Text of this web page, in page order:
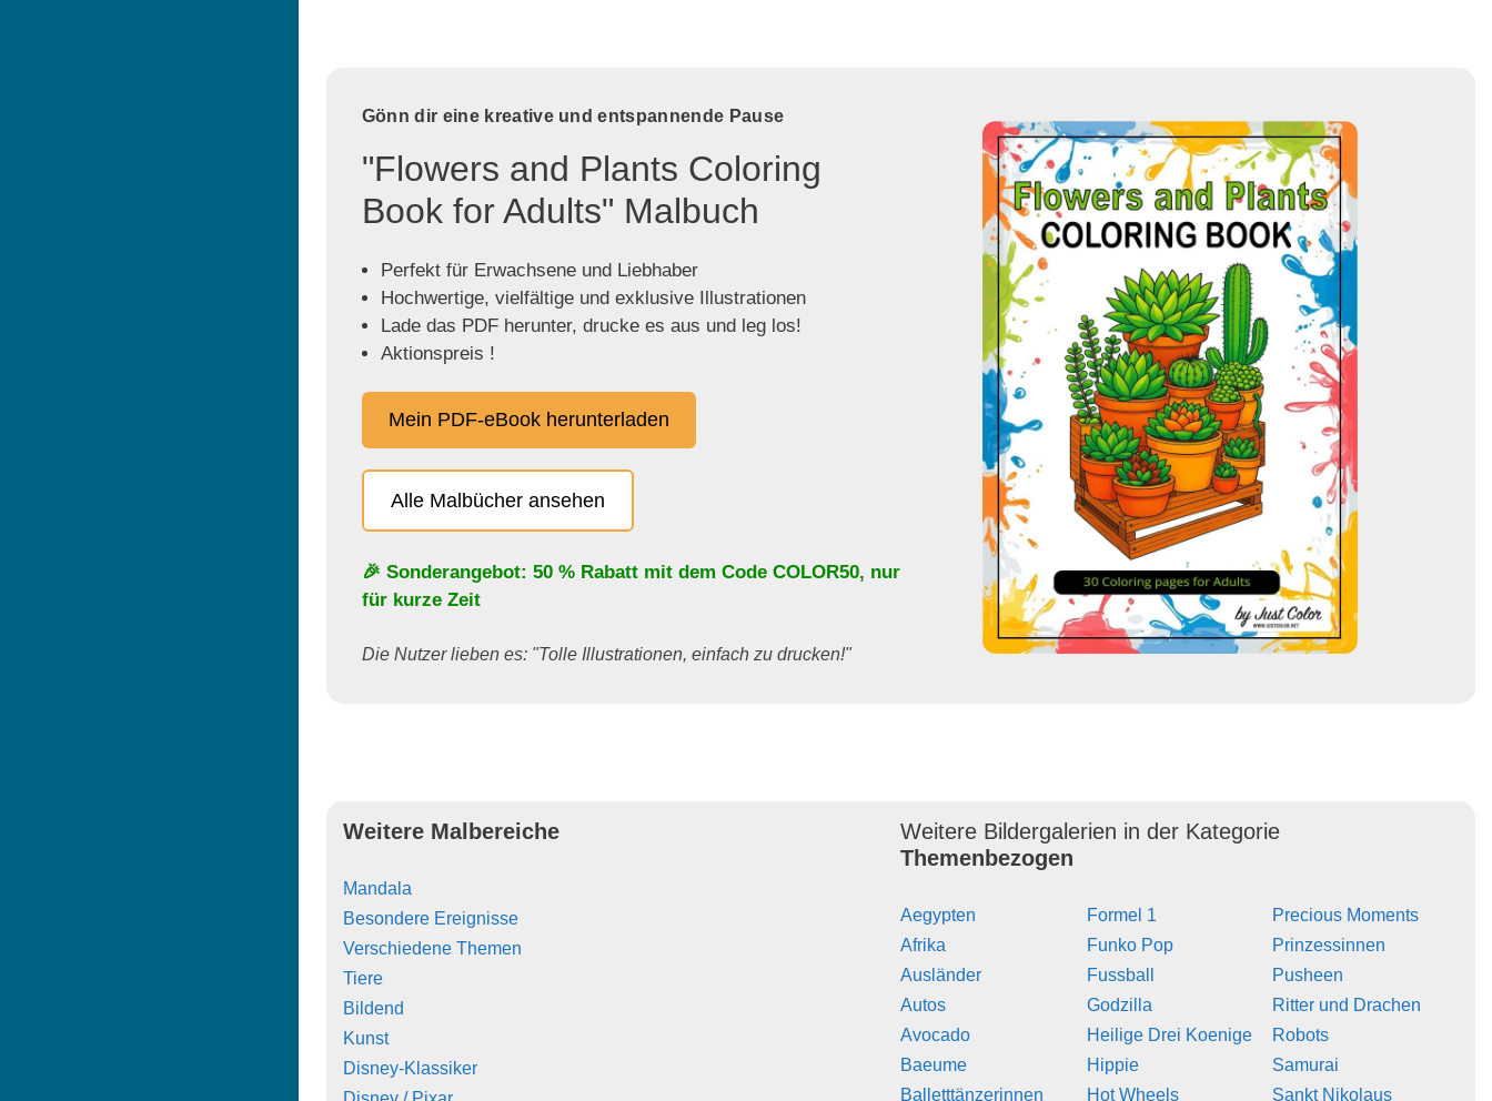
Gönn dir eine kreative und entspannende Pause
"Flowers and Plants Coloring
Book for Adults" Malbuch
Perfekt für Erwachsene und Liebhaber
Hochwertige, vielfältige und exklusive Illustrationen
Lade das PDF herunter, drucke es aus und leg los!
Aktionspreis !
Mein PDF-eBook herunterladen
Alle Malbücher ansehen
🎉 Sonderangebot: 50 % Rabatt mit dem Code COLOR50, nur
für kurze Zeit
Die Nutzer lieben es: "Tolle Illustrationen, einfach zu drucken!"
Weitere Malbereiche
Mandala
Besondere Ereignisse
Verschiedene Themen
Tiere
Bildend
Kunst
Disney-Klassiker
Weitere Bildergalerien in der Kategorie
Themenbezogen
Aegypten
Afrika
Ausländer
Autos
Avocado
Baeume
Balletttänzerinnen
Formel 1
Funko Pop
Fussball
Godzilla
Heilige Drei Koenige
Hippie
Hot Wheels
Precious Moments
Prinzessinnen
Pusheen
Ritter und Drachen
Robots
Samurai
Sankt Nikolaus